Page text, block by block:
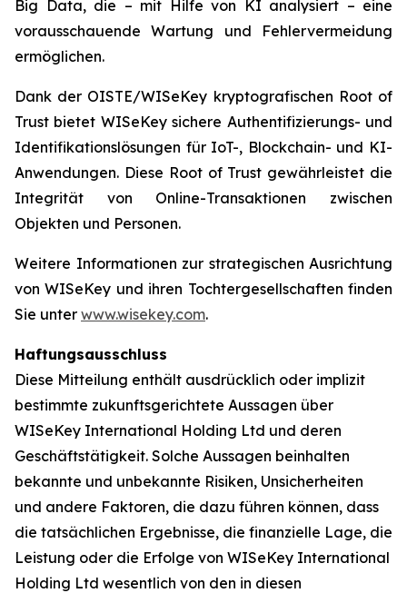
Big Data, die – mit Hilfe von KI analysiert – eine
vorausschauende Wartung und Fehlervermeidung
ermöglichen.
Dank der OISTE/WISeKey kryptografischen Root of
Trust bietet WISeKey sichere Authentifizierungs- und
Identifikationslösungen für IoT-, Blockchain- und KI-
Anwendungen. Diese Root of Trust gewährleistet die
Integrität von Online-Transaktionen zwischen
Objekten und Personen.
Weitere Informationen zur strategischen Ausrichtung
von WISeKey und ihren Tochtergesellschaften finden
Sie unter www.wisekey.com.
Haftungsausschluss
Diese Mitteilung enthält ausdrücklich oder implizit
bestimmte zukunftsgerichtete Aussagen über
WISeKey International Holding Ltd und deren
Geschäftstätigkeit. Solche Aussagen beinhalten
bekannte und unbekannte Risiken, Unsicherheiten
und andere Faktoren, die dazu führen können, dass
die tatsächlichen Ergebnisse, die finanzielle Lage, die
Leistung oder die Erfolge von WISeKey International
Holding Ltd wesentlich von den in diesen